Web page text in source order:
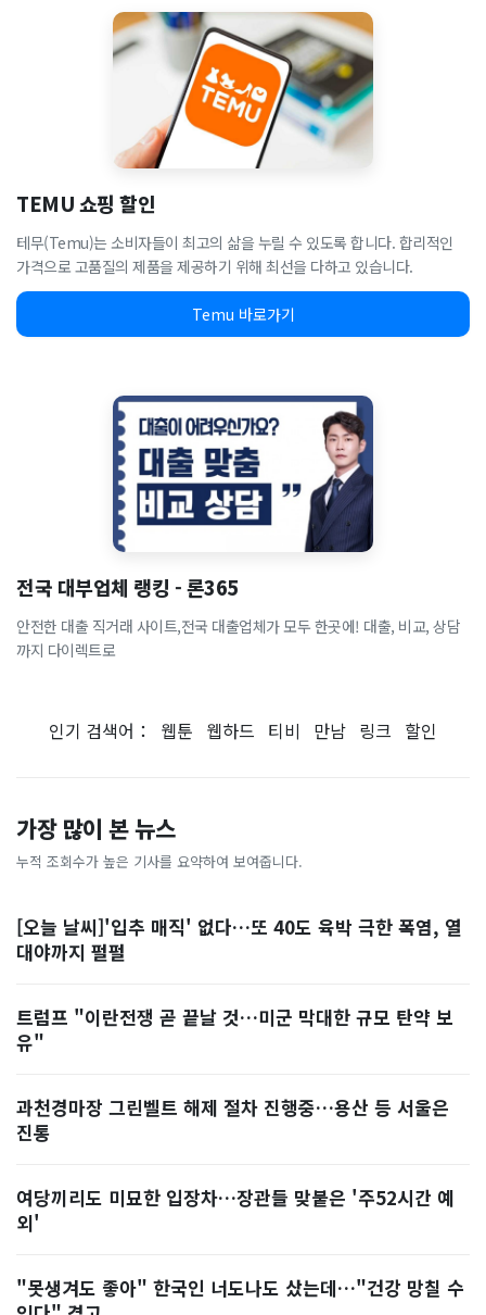
TEMU 쇼핑 할인
테무(Temu)는 소비자들이 최고의 삶을 누릴 수 있도록 합니다. 합리적인
가격으로 고품질의 제품을 제공하기 위해 최선을 다하고 있습니다.
Temu 바로가기
전국 대부업체 랭킹 - 론365
안전한 대출 직거래 사이트,전국 대출업체가 모두 한곳에! 대출, 비교, 상담
까지 다이렉트로
인기 검색어： 웹툰 웹하드 티비 만남 링크 할인
가장 많이 본 뉴스
누적 조회수가 높은 기사를 요약하여 보여줍니다.
[오늘 날씨]'입추 매직' 없다…또 40도 육박 극한 폭염, 열
대야까지 펄펄
트럼프 "이란전쟁 곧 끝날 것…미군 막대한 규모 탄약 보
유"
과천경마장 그린벨트 해제 절차 진행중…용산 등 서울은
진통
여당끼리도 미묘한 입장차…장관들 맞붙은 '주52시간 예
외'
"못생겨도 좋아" 한국인 너도나도 샀는데…"건강 망칠 수